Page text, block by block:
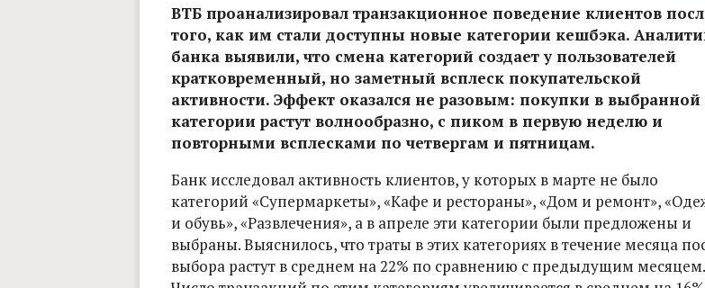
ВТБ проанализировал транзакционное поведение клиентов
того, как им стали доступны новые категории кешбэка.
банка выявили, что смена категорий создает у пользователей
кратковременный, но заметный всплеск покупательской
активности. Эффект оказался не разовым: покупки в выбранной
категории растут волнообразно, с пиком в первую неделю и
повторными всплесками по четвергам и пятницам.
Банк исследовал активность клиентов, у которых в марте не было
категорий «Супермаркеты», «Кафе и рестораны», «Дом и ремонт»,
и обувь», «Развлечения», а в апреле эти категории были предложены и
выбраны. Выяснилось, что траты в этих категориях в течение месяца
выбора растут в среднем на 22% по сравнению с предыдущим месяцем.